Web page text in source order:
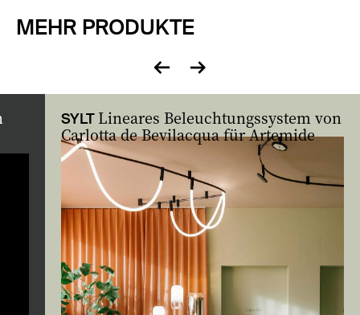
MEHR PRODUKTE
zurück
vor
SYLT Lineares Beleuchtungssystem von
Carlotta de Bevilacqua für Artemide